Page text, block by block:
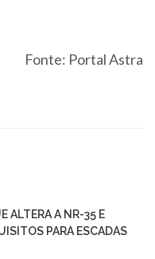
Fonte: Portal Astra
ALTERA A NR-35 E
PARA ESCADAS